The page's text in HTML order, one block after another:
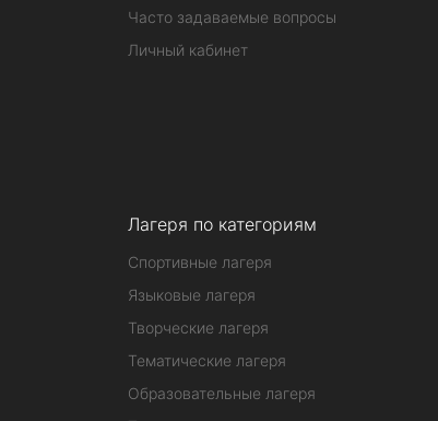
Часто задаваемые вопросы
Личный кабинет
Лагеря по категориям
Спортивные лагеря
Языковые лагеря
Творческие лагеря
Тематические лагеря
Образовательные лагеря